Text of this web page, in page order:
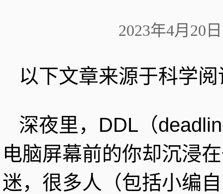
2023年4月20
以下文章来源于科学
深夜里，DDL（
电脑屏幕前的你却沉浸
迷，很多人（包括小编